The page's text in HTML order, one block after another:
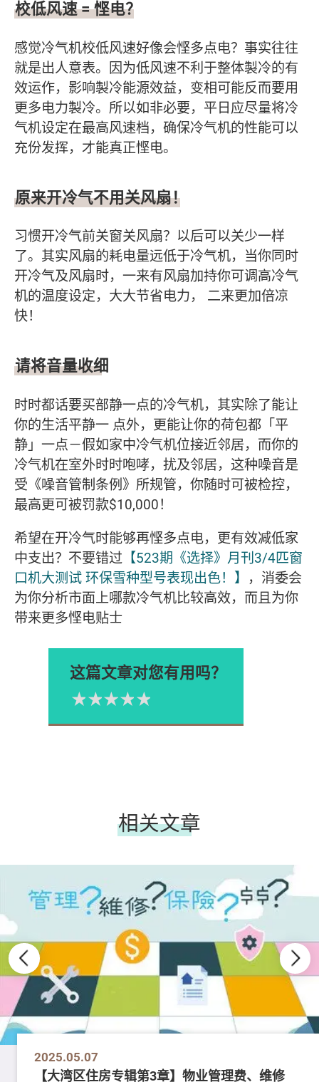
校低风速 = 悭电？
感觉冷气机校低风速好像会悭多点电？事实往往
就是出人意表。因为低风速不利于整体製冷的有
效运作，影响製冷能源效益，变相可能反而要用
更多电力製冷。所以如非必要，平日应尽量将冷
气机设定在最高风速档，确保冷气机的性能可以
充份发挥，才能真正悭电。
原来开冷气不用关风扇！
习惯开冷气前关窗关风扇？以后可以关少一样
了。其实风扇的耗电量远低于冷气机，当你同时
开冷气及风扇时，一来有风扇加持你可调高冷气
机的温度设定，大大节省电力， 二来更加倍凉
快！
请将音量收细
时时都话要买部静一点的冷气机，其实除了能让
你的生活平静一 点外，更能让你的荷包都「平
静」一点－假如家中冷气机位接近邻居，而你的
冷气机在室外时时咆哮，扰及邻居，这种噪音是
受《噪音管制条例》所规管，你随时可被检控，
最高更可被罚款$10,000！
希望在开冷气时能够再悭多点电，更有效减低家
中支出？不要错过 【523期《选择》月刊3/4匹窗
口机大测试 环保雪种型号表现出色！】
，消委会
为你分析市面上哪款冷气机比较高效，而且为你
带来更多悭电贴士
这篇文章对您有用吗？
Please rate
4星
3星
2星
1星
相关文章
2025.05.07
【大湾区住房专辑第3章】物业管理费、维修